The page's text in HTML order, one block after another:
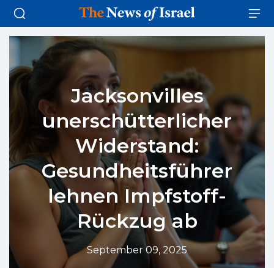
Jacksonvilles
unerschütterlicher
Widerstand:
Gesundheitsführer
lehnen Impfstoff-
Rückzug ab
September 09, 2025